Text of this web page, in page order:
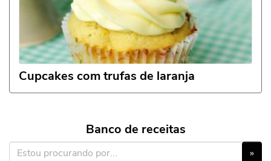
Cupcakes com trufas de laranja
Banco de receitas
»